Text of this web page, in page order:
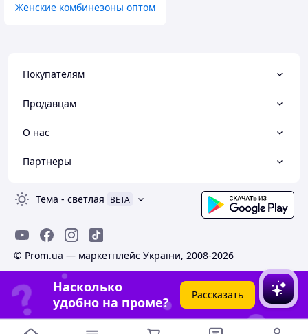
Женские комбинезоны оптом
Покупателям
Продавцам
О нас
Партнеры
Тема - светлая BETA
© Prom.ua — маркетплейс України, 2008-2026
Насколько
удобно на проме?
Рассказать